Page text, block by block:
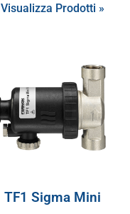
Visualizza Prodotti »
TF1 Sigma Mini